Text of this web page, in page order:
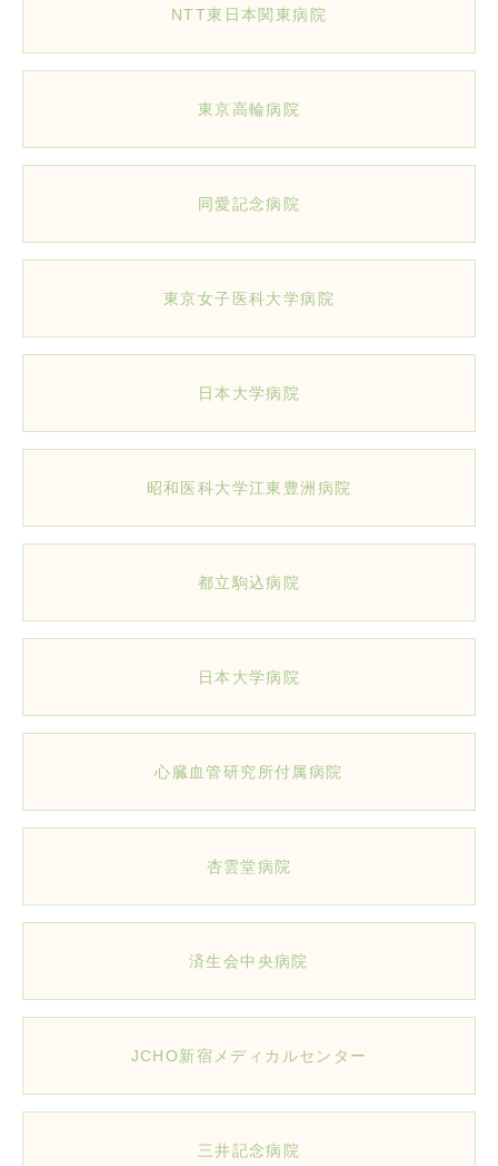
NTT東日本関東病院
東京高輪病院
同愛記念病院
東京女子医科大学病院
日本大学病院
昭和医科大学江東豊洲病院
都立駒込病院
日本大学病院
心臓血管研究所付属病院
杏雲堂病院
済生会中央病院
JCHO新宿メディカルセンター
三井記念病院